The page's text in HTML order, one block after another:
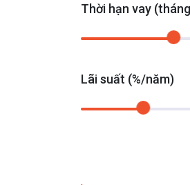
Thời hạn vay
Lãi suất (%/năm)